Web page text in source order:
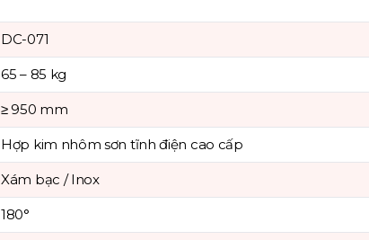
DC-071
65 – 85 kg
≥ 950 mm
Hợp kim nhôm sơn tĩnh điện cao cấp
Xám bạc / Inox
180°